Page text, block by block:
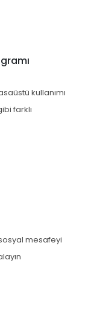
kullanımı
farklı
mesafeyi